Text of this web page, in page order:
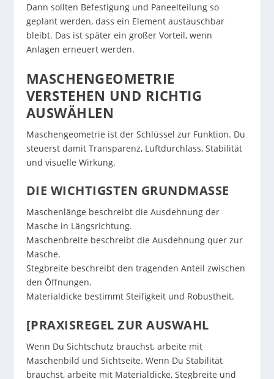
Dann sollten Befestigung und Paneelteilung so
geplant werden, dass ein Element austauschbar
bleibt. Das ist später ein großer Vorteil, wenn
Anlagen erneuert werden.
MASCHENGEOMETRIE
VERSTEHEN UND RICHTIG
AUSWÄHLEN
Maschengeometrie ist der Schlüssel zur Funktion. Du
steuerst damit Transparenz, Luftdurchlass, Stabilität
und visuelle Wirkung.
DIE WICHTIGSTEN GRUNDMASSE
Maschenlänge beschreibt die Ausdehnung der
Masche in Längsrichtung.
Maschenbreite beschreibt die Ausdehnung quer zur
Masche.
Stegbreite beschreibt den tragenden Anteil zwischen
den Öffnungen.
Materialdicke bestimmt Steifigkeit und Robustheit.
[PRAXISREGEL ZUR AUSWAHL
Wenn Du Sichtschutz brauchst, arbeite mit
Maschenbild und Sichtseite. Wenn Du Stabilität
brauchst, arbeite mit Materialdicke, Stegbreite und